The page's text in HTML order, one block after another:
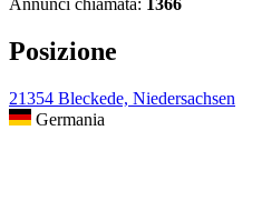
Annunci chiamata: 1366
Posizione
21354 Bleckede, Niedersachsen
Germania